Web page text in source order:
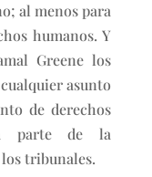
al menos para
humanos. Y
Greene los
asunto
de derechos
parte de la
tribunales.